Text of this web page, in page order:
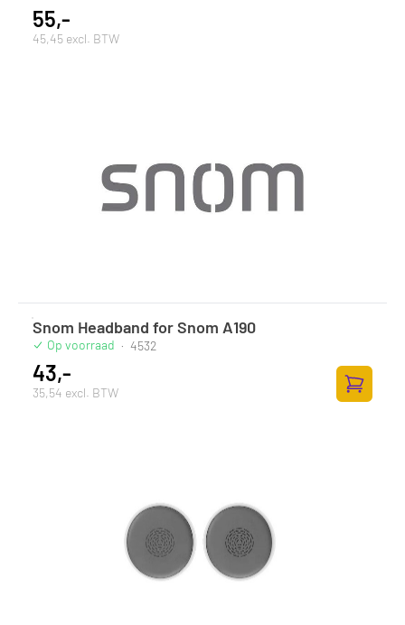
55,-
45,45 excl. BTW
Snom Headband for Snom A190
Op voorraad · 4532
43,-
35,54 excl. BTW
Zum